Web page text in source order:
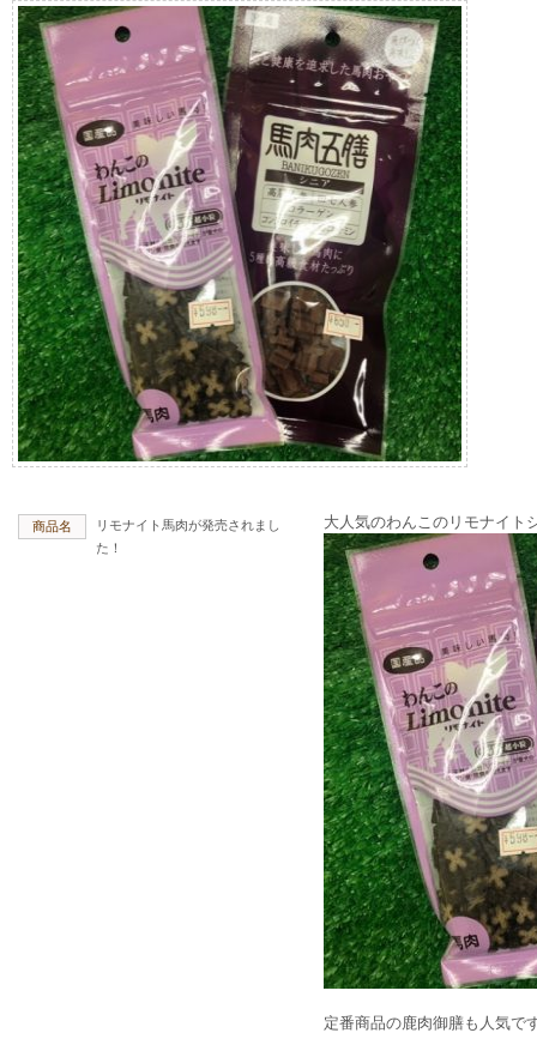
商品名
リモナイト馬肉が発売されまし
た！
大人気のわんこのリモナイト
定番商品の鹿肉御膳も人気で